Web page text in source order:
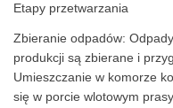
Etapy przetwarzania
Zbieranie odpadów:
produkcji są zbierane i
Umieszczanie w komorze
się w porcie wlotowym